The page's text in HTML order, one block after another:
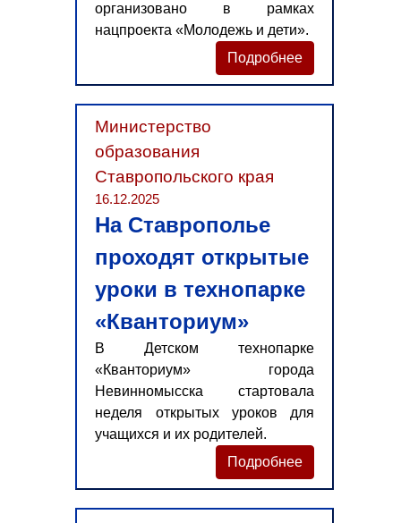
организовано в рамках
нацпроекта «Молодежь и дети».
Подробнее
Министерство
образования
Ставропольского края
16.12.2025
На Ставрополье
проходят открытые
уроки в технопарке
«Кванториум»
В Детском технопарке
«Кванториум» города
Невинномысска стартовала
неделя открытых уроков для
учащихся и их родителей.
Подробнее